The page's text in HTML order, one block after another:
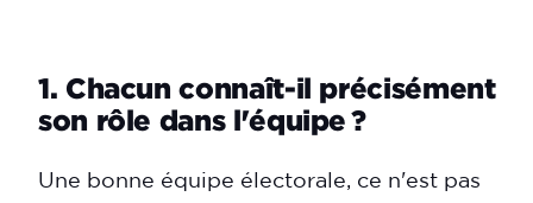
1. Chacun connaît-il précisément
son rôle dans l'équipe ?
Une bonne équipe électorale, ce n'est pas